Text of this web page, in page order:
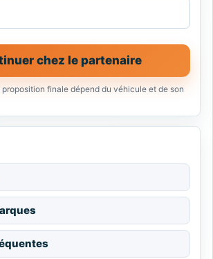
chez le partenaire
finale dépend du véhicule et de son